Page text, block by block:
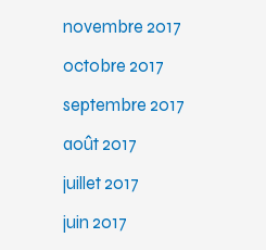
novembre 2017
octobre 2017
septembre 2017
août 2017
juillet 2017
juin 2017